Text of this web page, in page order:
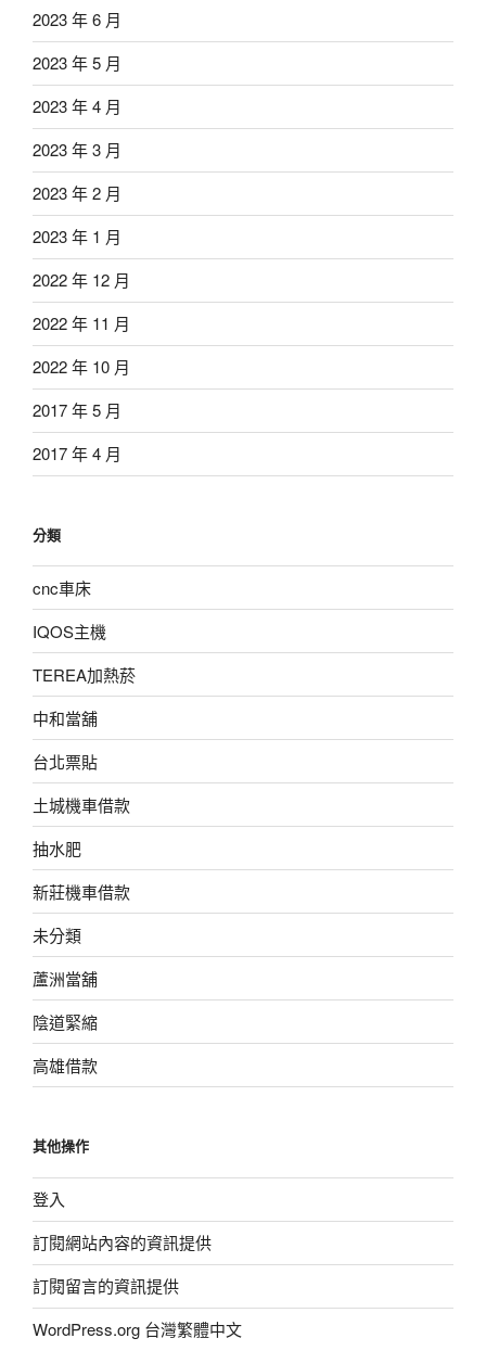
2023 年 6 月
2023 年 5 月
2023 年 4 月
2023 年 3 月
2023 年 2 月
2023 年 1 月
2022 年 12 月
2022 年 11 月
2022 年 10 月
2017 年 5 月
2017 年 4 月
分類
cnc車床
IQOS主機
TEREA加熱菸
中和當舖
台北票貼
土城機車借款
抽水肥
新莊機車借款
未分類
蘆洲當舖
陰道緊縮
高雄借款
其他操作
登入
訂閱網站內容的資訊提供
訂閱留言的資訊提供
WordPress.org 台灣繁體中文